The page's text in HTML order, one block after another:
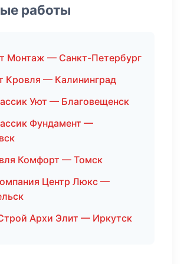
работы
Монтаж — Санкт-Петербург
Кровля — Калининград
Уют — Благовещенск
Фундамент —
Комфорт — Томск
Центр Люкс —
Архи Элит — Иркутск